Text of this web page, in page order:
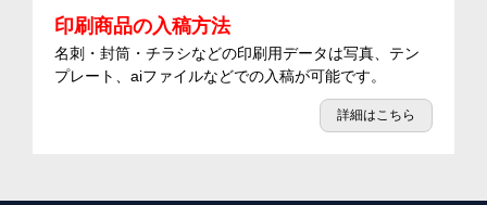
印刷商品の入稿方法
名刺・封筒・チラシなどの印刷用データは写真、テン
プレート、aiファイルなどでの入稿が可能です。
詳細はこちら